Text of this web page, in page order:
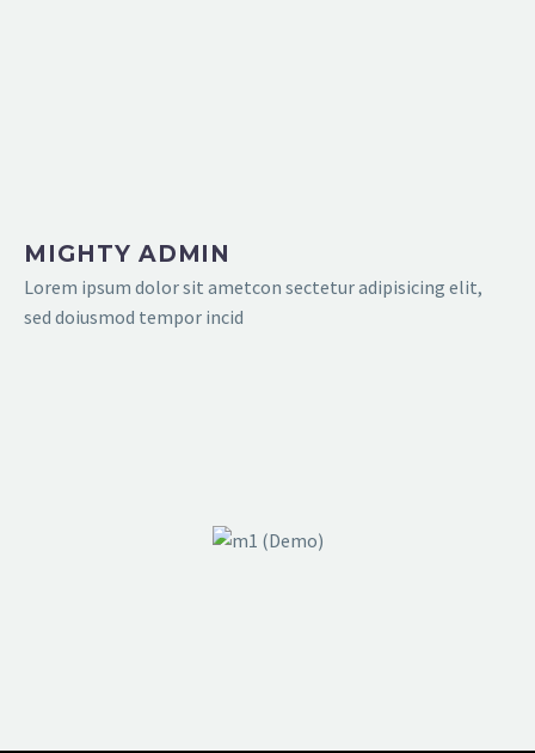
MIGHTY ADMIN
Lorem ipsum dolor sit ametcon sectetur adipisicing elit,
sed doiusmod tempor incid